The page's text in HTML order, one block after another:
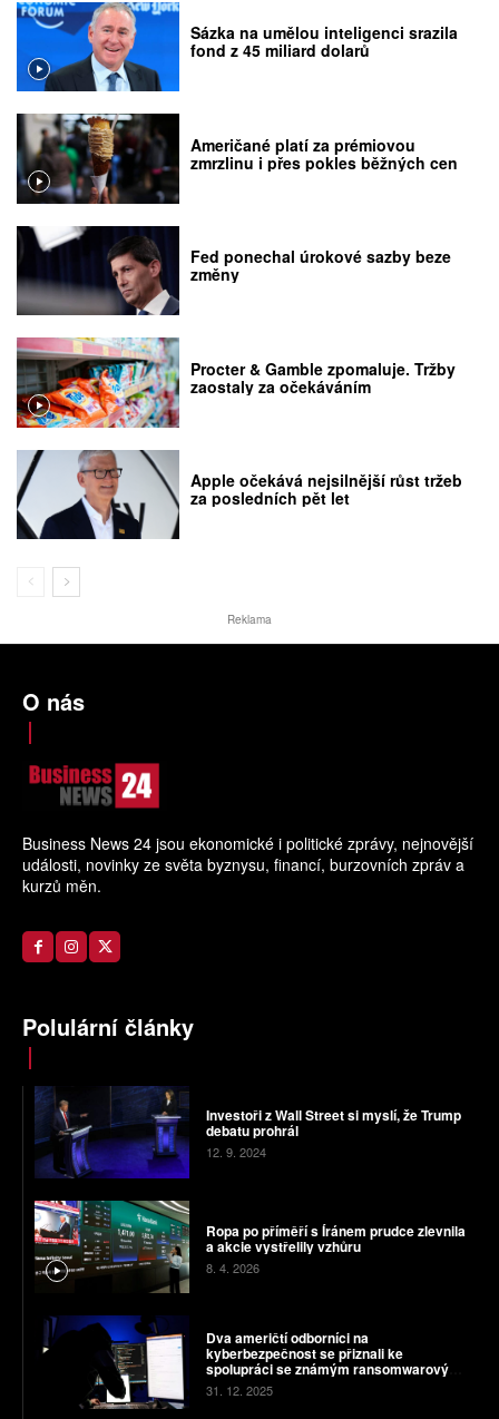
Sázka na umělou inteligenci srazila
fond z 45 miliard dolarů
Američané platí za prémiovou
zmrzlinu i přes pokles běžných cen
Fed ponechal úrokové sazby beze
změny
Procter & Gamble zpomaluje. Tržby
zaostaly za očekáváním
Apple očekává nejsilnější růst tržeb
za posledních pět let
Reklama
O nás
Business News 24 jsou ekonomické i politické zprávy, nejnovější
události, novinky ze světa byznysu, financí, burzovních zpráv a
kurzů měn.
Polulární články
Investoři z Wall Street si myslí, že Trump
debatu prohrál
12. 9. 2024
Ropa po příměří s Íránem prudce zlevnila
a akcie vystřelily vzhůru
8. 4. 2026
Dva američtí odborníci na
kyberbezpečnost se přiznali ke
spolupráci se známým ransomwarovým
gangem BlackCat
31. 12. 2025